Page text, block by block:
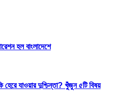
হল বাংলাদেশে
যাওয়ার দুশ্চিন্তা? খুঁজুন ৫টি বিষয়